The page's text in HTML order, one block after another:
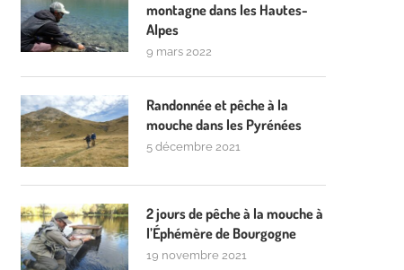
montagne dans les Hautes-
Alpes
9 mars 2022
Randonnée et pêche à la
mouche dans les Pyrénées
5 décembre 2021
2 jours de pêche à la mouche à
l’Éphémère de Bourgogne
19 novembre 2021